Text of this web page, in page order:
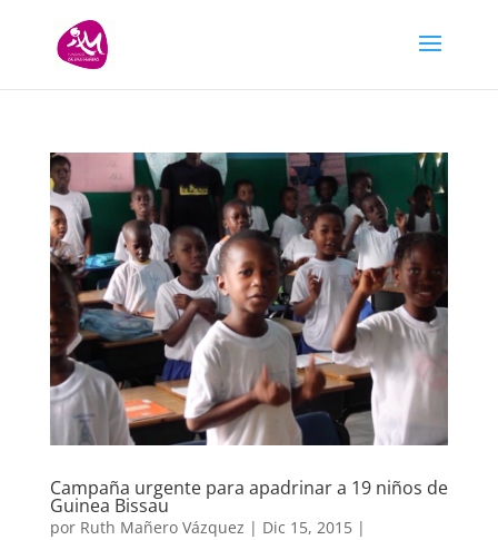
Campaña urgente para apadrinar a 19 niños de
Guinea Bissau
por Ruth Mañero Vázquez | Dic 15, 2015|